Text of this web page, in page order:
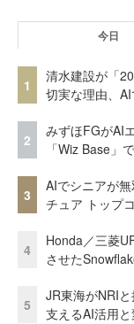
今日
1
清水建設が「
切実な理由、
2
みずほFGがAI
「Wiz Base」
3
AIでシニアが
チュア トップ
4
Honda／三菱
させた
5
JR東海がNRI
支えるAI活用